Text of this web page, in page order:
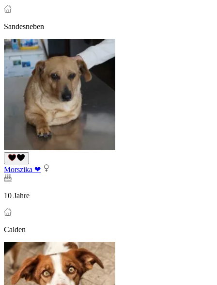
Sandesneben
Morszika ❤
10 Jahre
Calden